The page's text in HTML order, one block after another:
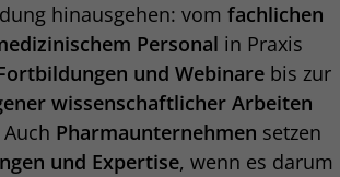
hinausgehen: vom fachlichen
Personal in Praxis
und Webinare bis zur
wissenschaftlicher Arbeiten
Pharmaunternehmen setzen
und Expertise, wenn es darum